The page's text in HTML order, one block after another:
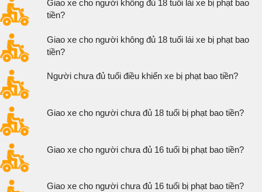
Giao xe cho người không đủ 18 tuổi lái xe bị phạt bao
tiền?
Giao xe cho người không đủ 18 tuổi lái xe bị phạt bao
tiền?
Người chưa đủ tuổi điều khiển xe bị phạt bao tiền?
Giao xe cho người chưa đủ 18 tuổi bị phạt bao tiền?
Giao xe cho người chưa đủ 16 tuổi bị phạt bao tiền?
Giao xe cho người chưa đủ 16 tuổi bị phạt bao tiền?